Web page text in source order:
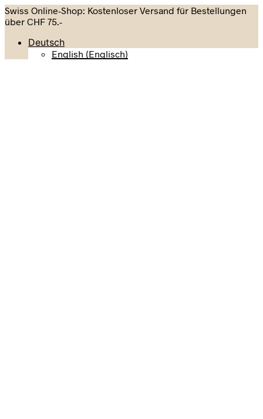
Swiss Online-Shop: Kostenloser Versand für Bestellungen
über CHF 75.-
Deutsch
English (Englisch)